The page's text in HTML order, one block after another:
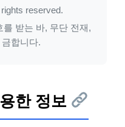
reserved.
받는 바, 무단 전재,
합니다.
한 정보